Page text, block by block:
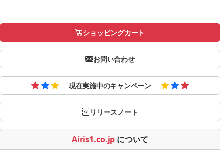
ショッピングカート
お問い合わせ
現在実施中のキャンペーン
リリースノート
Airis1.co.jp について